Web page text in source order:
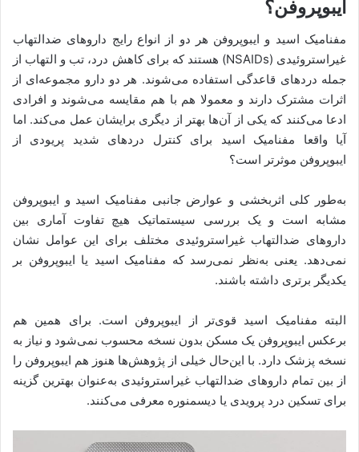
ایبوپروفن؟
مفنامیک اسید و ایبوپروفن هر دو از انواع رایج داروهای ضدالتهاب
غیراستروئیدی (NSAIDs) هستند که برای کاهش درد، تب و التهاب از
جمله دردهای قاعدگی استفاده می‌شوند. هر دو دارو مجموعه‌ای از
اثرات مشترک دارند و معمولا هم با هم مقایسه می‌شوند و افرادی
ادعا می‌کنند که یکی از آن‌ها بهتر از دیگری برایشان عمل می‌کند. اما
آیا واقعا مفنامیک اسید برای کنترل دردهای شدید پریودی از
ایبوپروفن موثرتر است؟
به‌طور کلی اثربخشی و عوارض جانبی مفنامیک اسید و ایبوپروفن
مشابه است و یک بررسی سیستماتیک هیچ تفاوت آماری بین
داروهای ضدالتهاب غیراستروئیدی مختلف برای این عوامل نشان
نمی‌دهد. یعنی به‌نظر نمی‌رسد که مفنامیک اسید یا ایبوپروفن بر
یکدیگر برتری داشته باشند.
البته مفنامیک اسید قوی‌تر از ایبوپروفن است. برای همین هم
برعکس ایبوپروفن یک مسکن بدون نسخه محسوب نمی‌شود و نیاز به
نسخه پزشک دارد. با این‌حال خیلی از پژوهش‌ها هنوز هم ایبوپروفن را
از بین تمام داروهای ضدالتهاب غیراستروئیدی به‌عنوان بهترین گزینه
برای تسکین درد پرویدی یا دیسمنوره معرفی می‌کنند.